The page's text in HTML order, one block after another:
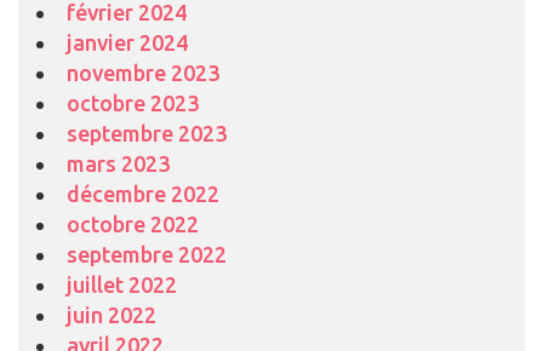
février 2024
janvier 2024
novembre 2023
octobre 2023
septembre 2023
mars 2023
décembre 2022
octobre 2022
septembre 2022
juillet 2022
juin 2022
avril 2022